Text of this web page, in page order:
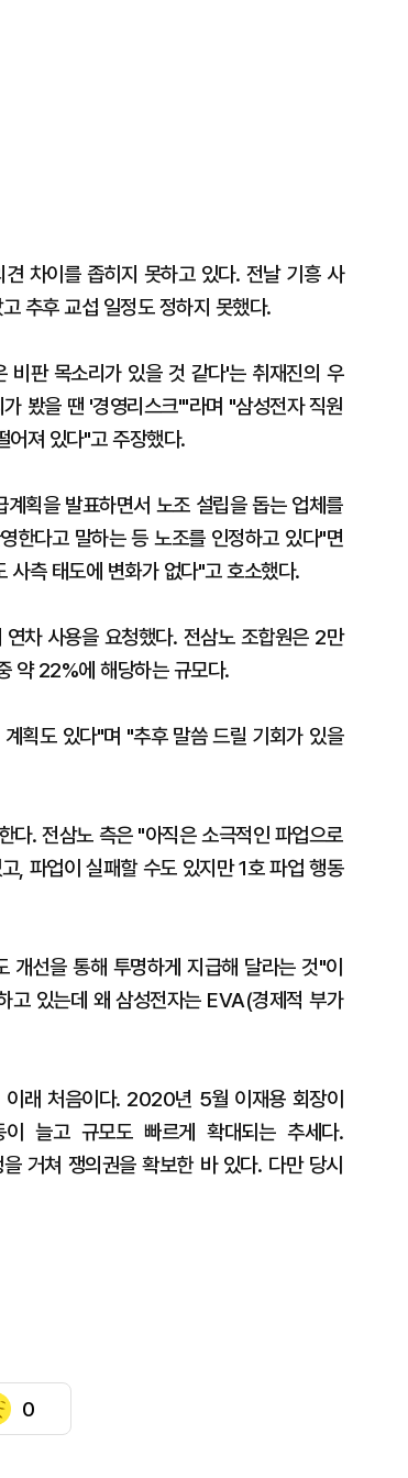
차이를 좁히지 못하고 있다. 전날 기흥 사
추후 교섭 일정도 정하지 못했다.
비판 목소리가 있을 것 같다'는 취재진의 우
봤을 땐 '경영리스크'"라며 "삼성전자 직원
어져 있다"고 주장했다.
획을 발표하면서 노조 설립을 돕는 업체를
한다고 말하는 등 노조를 인정하고 있다"면
사측 태도에 변화가 없다"고 호소했다.
차 사용을 요청했다. 전삼노 조합원은 2만
약 22%에 해당하는 규모다.
획도 있다"며 "추후 말씀 드릴 기회가 있을
다. 전삼노 측은 "아직은 소극적인 파업으로
, 파업이 실패할 수도 있지만 1호 파업 행동
선을 통해 투명하게 지급해 달라는 것"이
고 있는데 왜 삼성전자는 EVA(경제적 부가
래 처음이다. 2020년 5월 이재용 회장이
늘고 규모도 빠르게 확대되는 추세다.
거쳐 쟁의권을 확보한 바 있다. 다만 당시
0